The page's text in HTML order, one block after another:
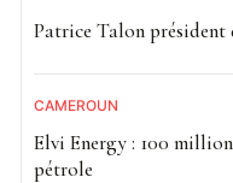
Patrice Talon président
CAMEROUN
Elvi Energy : 100
pétrole